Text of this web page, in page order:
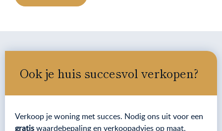
Ook je huis succesvol verkopen?
Verkoop je woning met succes. Nodig ons uit voor een
gratiswaardebepaling en verkoopadvies op maat.